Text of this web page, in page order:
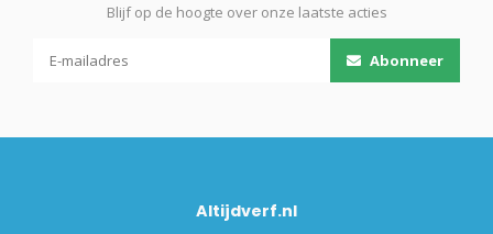
Blijf op de hoogte over onze laatste acties
Abonneer
Altijdverf.nl